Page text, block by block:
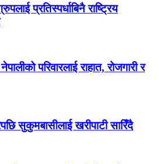
प्रतिस्पर्धाबिनै राष्ट्रिय
परिवारलाई राहात, रोजगारी र
सुकुमबासीलाई खरीपाटी सारिँदै